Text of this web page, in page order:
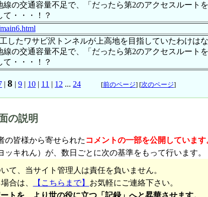
の交通容量不足で、「だったら第2のアクセスルート
・・・！？
したワサビ沢トンネルが上高地を目指していたわけは
の交通容量不足で、「だったら第2のアクセスルート
・・・！？
| 8 | 9 | 10 | 11 | 12 ... 24 [前のページ] [次のページ]
の説明
の皆様から寄せられた コメントの一部を公開しています
キれん）が、数日ごとに次の基準をもって行います。
て、当サイト管理人は責任を負いません。
合は、
【こちらまで】 お気軽にご連絡下さい。
トを、より世の役に立つ「記録」へと昇華させます。